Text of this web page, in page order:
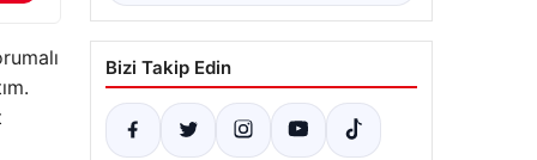
Bizi Takip Edin